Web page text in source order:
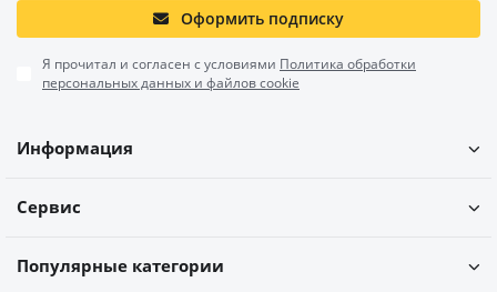
Оформить подписку
Я прочитал и согласен с условиями Политика обработки
персональных данных и файлов cookie
Информация
Сервис
Популярные категории